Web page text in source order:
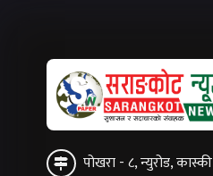
पोखरा - ८, न्युरोड, कास्की